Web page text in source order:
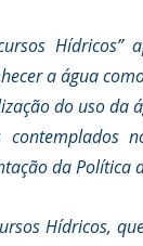
Hídricos”
a água
do uso da
da Política
Hídricos,